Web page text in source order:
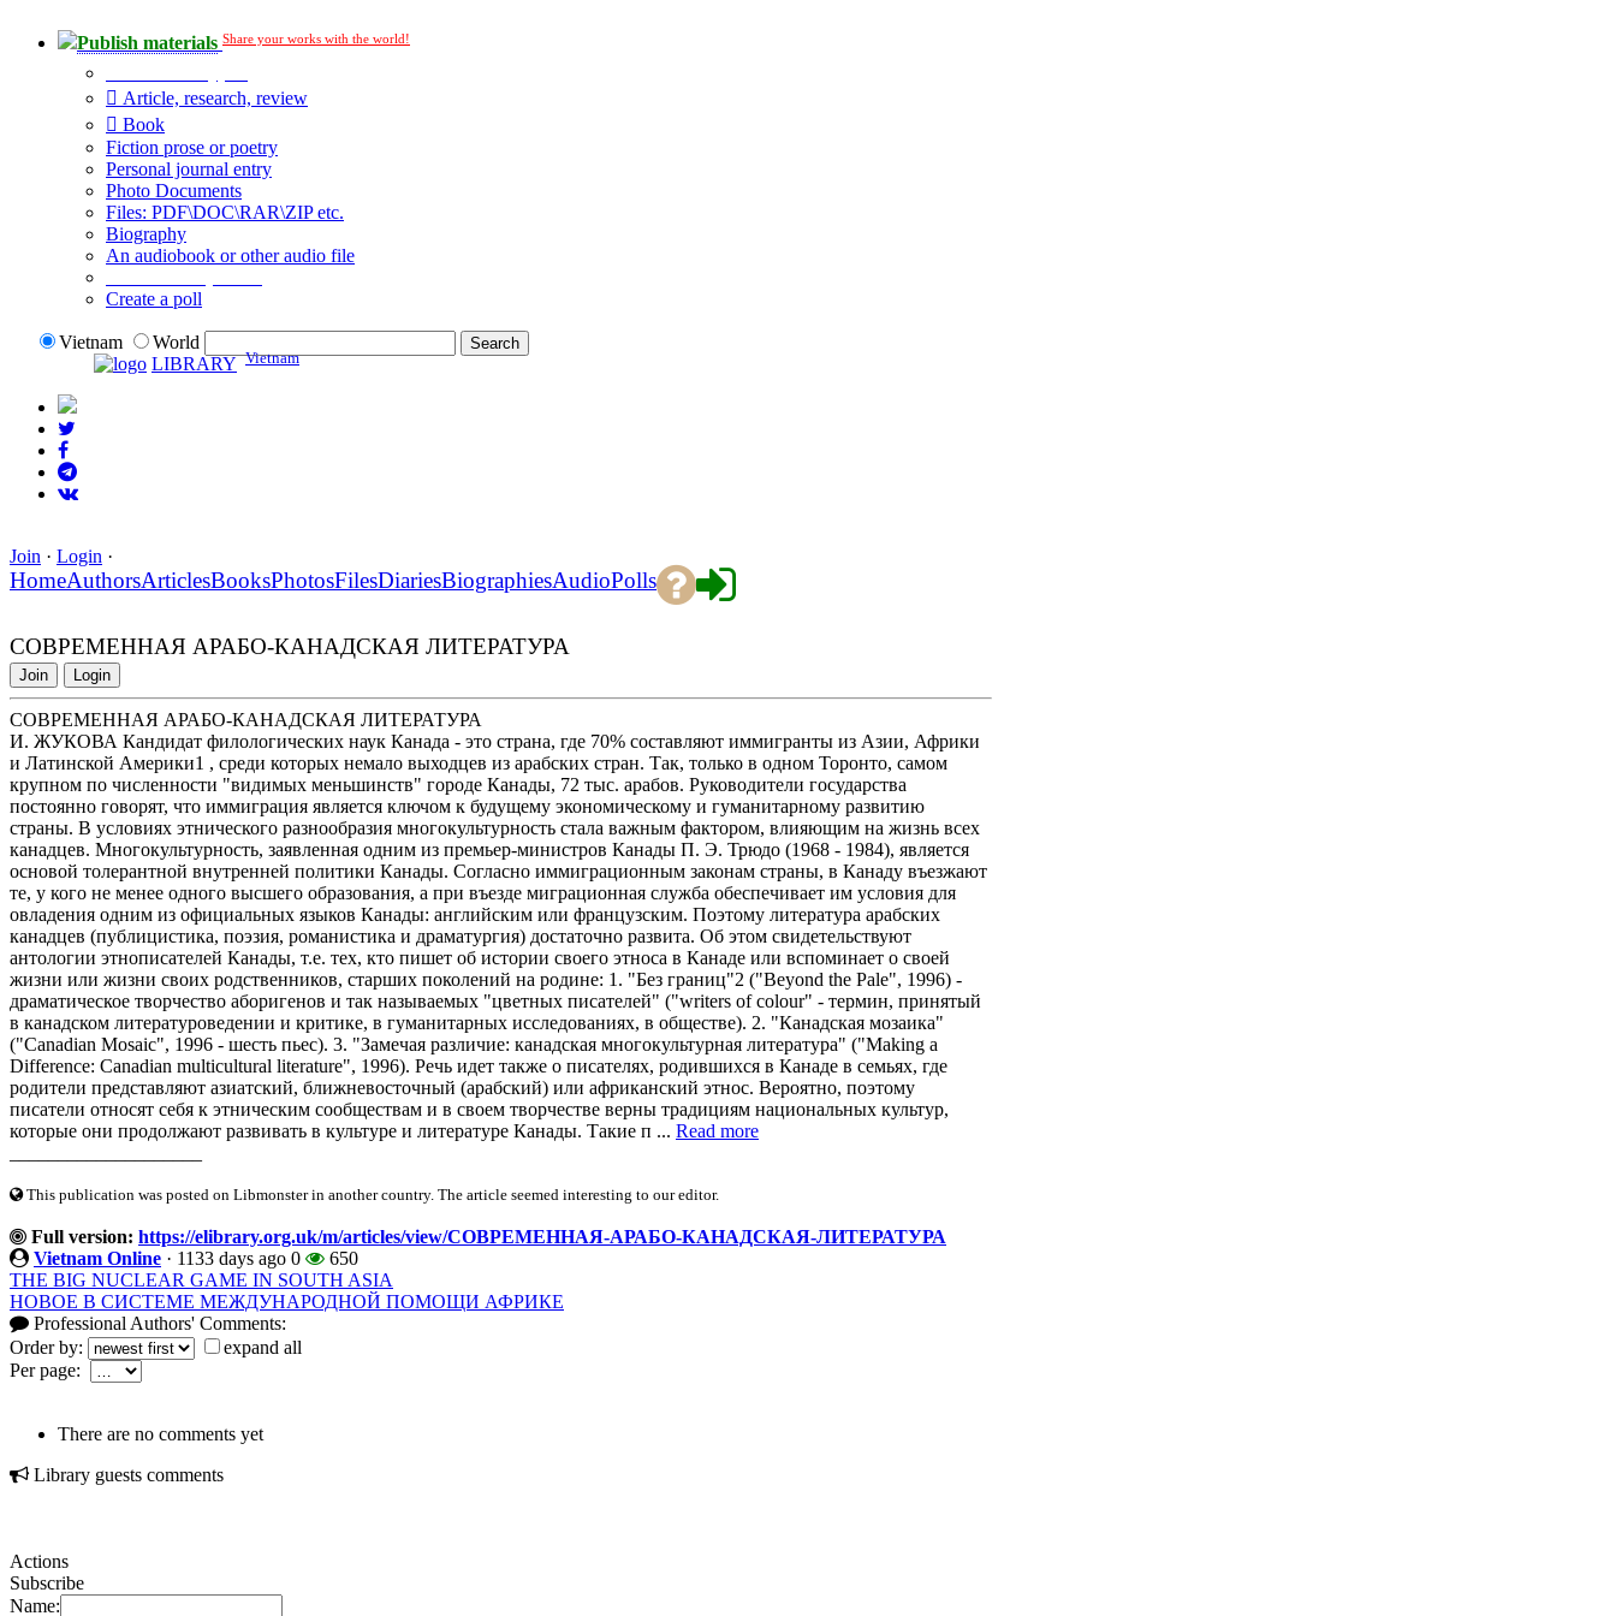
Publish materials Share your works with the world!
Article, research, review
Book
Fiction prose or poetry
Personal journal entry
Photo Documents
Files: PDF\DOC\RAR\ZIP etc.
Biography
An audiobook or other audio file
Create a poll
Vietnam
World
LIBRARY Vietnam
Join · Login ·
HomeAuthorsArticlesBooksPhotosFilesDiariesBiographiesAudioPolls
СОВРЕМЕННАЯ АРАБО-КАНАДСКАЯ ЛИТЕРАТУРА
Join Login
СОВРЕМЕННАЯ АРАБО-КАНАДСКАЯ ЛИТЕРАТУРА
И. ЖУКОВА Кандидат филологических наук Канада - это страна, где 70% составляют иммигранты из Азии, Африки
и Латинской Америки1 , среди которых немало выходцев из арабских стран. Так, только в одном Торонто, самом
крупном по численности "видимых меньшинств" городе Канады, 72 тыс. арабов. Руководители государства
постоянно говорят, что иммиграция является ключом к будущему экономическому и гуманитарному развитию
страны. В условиях этнического разнообразия многокультурность стала важным фактором, влияющим на жизнь всех
канадцев. Многокультурность, заявленная одним из премьер-министров Канады П. Э. Трюдо (1968 - 1984), является
основой толерантной внутренней политики Канады. Согласно иммиграционным законам страны, в Канаду въезжают
те, у кого не менее одного высшего образования, а при въезде миграционная служба обеспечивает им условия для
овладения одним из официальных языков Канады: английским или французским. Поэтому литература арабских
канадцев (публицистика, поэзия, романистика и драматургия) достаточно развита. Об этом свидетельствуют
антологии этнописателей Канады, т.е. тех, кто пишет об истории своего этноса в Канаде или вспоминает о своей
жизни или жизни своих родственников, старших поколений на родине: 1. "Без границ"2 ("Beyond the Pale", 1996) -
драматическое творчество аборигенов и так называемых "цветных писателей" ("writers of colour" - термин, принятый
в канадском литературоведении и критике, в гуманитарных исследованиях, в обществе). 2. "Канадская мозаика"
("Canadian Mosaic", 1996 - шесть пьес). 3. "Замечая различие: канадская многокультурная литература" ("Making a
Difference: Canadian multicultural literature", 1996). Речь идет также о писателях, родившихся в Канаде в семьях, где
родители представляют азиатский, ближневосточный (арабский) или африканский этнос. Вероятно, поэтому
писатели относят себя к этническим сообществам и в своем творчестве верны традициям национальных культур,
которые они продолжают развивать в культуре и литературе Канады. Такие п ... Read more
This publication was posted on Libmonster in another country. The article seemed interesting to our editor.
Full version: https://elibrary.org.uk/m/articles/view/СОВРЕМЕННАЯ-АРАБО-КАНАДСКАЯ-ЛИТЕРАТУРА
Vietnam Online · 1133 days ago 0
650
THE BIG NUCLEAR GAME IN SOUTH ASIA
НОВОЕ В СИСТЕМЕ МЕЖДУНАРОДНОЙ ПОМОЩИ АФРИКЕ
Professional Authors' Comments:
Order by:
expand all
Per page:
There are no comments yet
Library guests comments
Actions
Subscribe
Name: